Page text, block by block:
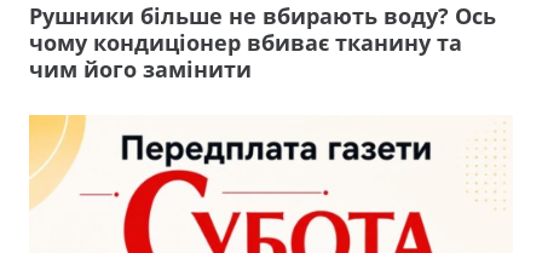
Рушники більше не вбирають воду? Ось
чому кондиціонер вбиває тканину та
чим його замінити